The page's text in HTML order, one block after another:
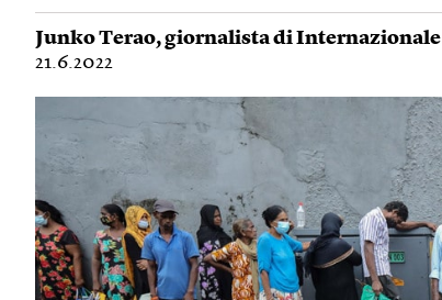
Junko Terao, giornalista di Internazionale
21.6.2022